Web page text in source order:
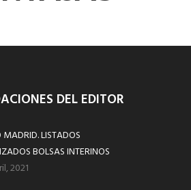
DEL EDITOR
MADRID. LISTADOS
BOLSAS INTERINOS
2021